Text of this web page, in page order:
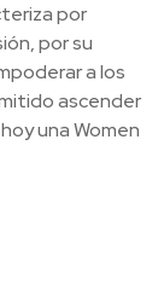
por
por su
a los
ascender
una Women